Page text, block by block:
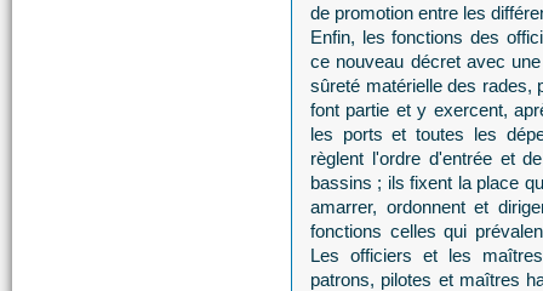
de promotion entre les
Enfin, les fonctions des
ce nouveau décret avec
sûreté matérielle des rades,
font partie et y exercent,
les ports et toutes les
règlent l'ordre d'entrée et
bassins ; ils fixent la place
amarrer, ordonnent et
fonctions celles qui
Les officiers et les
patrons, pilotes et maîtres